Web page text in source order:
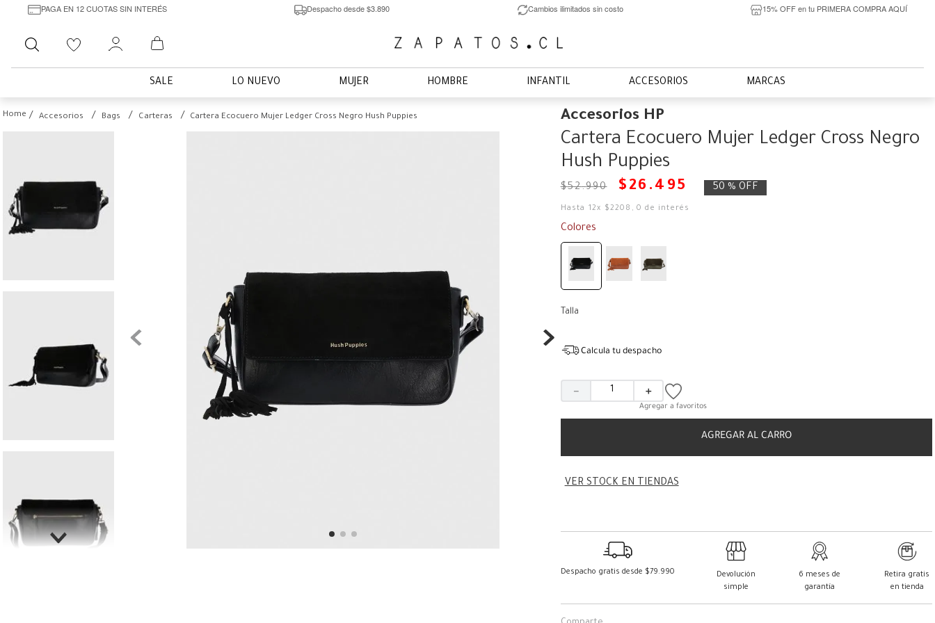
PAGA EN 12 CUOTAS SIN INTERÉS Despacho desde $3.890 Cambios ilimitados sin costo 15% OFF en tu PRIMERA COMPRA AQUÍ
Buscar
SALE LO NUEVO MUJER HOMBRE INFANTIL ACCESORIOS MARCAS
Accesorios Bags Carteras Cartera Ecocuero Mujer Ledger Cross Negro Hush Puppies Accesorios HP
Cartera Ecocuero Mujer Ledger Cross Negro
Hush Puppies
$52.990 $ 26 . 495 50 % OFF
Hasta 12x $2208 ,0 de interés
Colores
Talla
Calcula tu despacho
＋
－
AGREGAR AL CARRO
VER STOCK EN TIENDAS
Despacho gratis desde $79.990
Devolución
simple
6 meses de
garantía
Retira gratis
en tienda